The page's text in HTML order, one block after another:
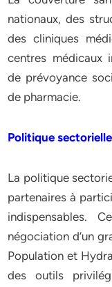
nationaux, des
des cliniques
centres médicaux
de prévoyance
de pharmacie.
Politique
La politique
partenaires à
indispensables.
négociation d’un
Population et
des outils